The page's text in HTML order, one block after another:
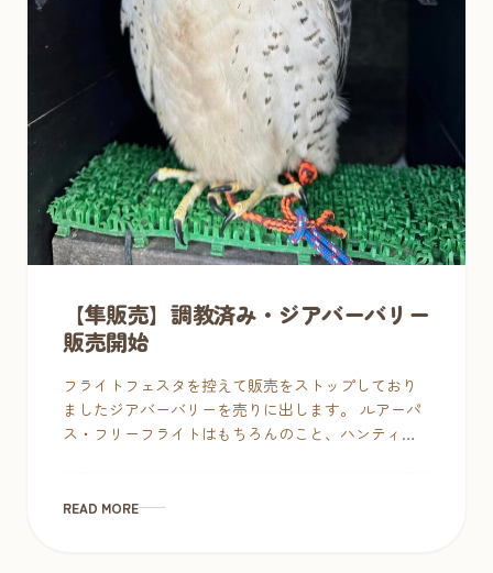
【隼販売】調教済み・ジアバーバリー
販売開始
フライトフェスタを控えて販売をストップしており
ましたジアバーバリーを売りに出します。 ルアーパ
ス・フリーフライトはもちろんのこと、ハンティン
READ MORE